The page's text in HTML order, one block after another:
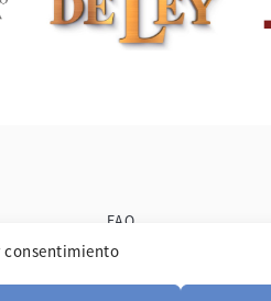
consentimiento
FAQ
BLOG
TÉMOIGNAGES